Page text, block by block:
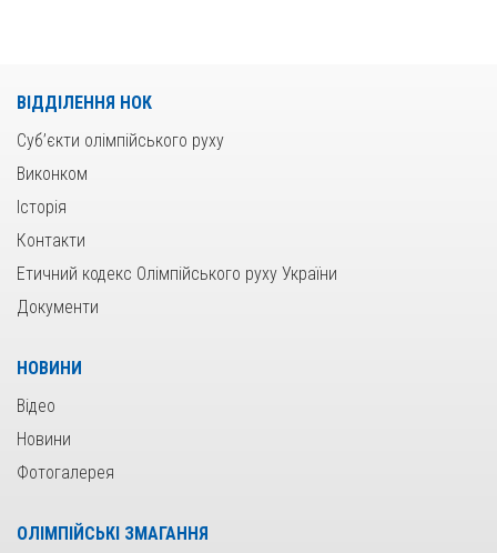
ВІДДІЛЕННЯ НОК
Суб’єкти олімпійського руху
Виконком
Історія
Контакти
Етичний кодекс Олімпійського руху України
Документи
НОВИНИ
Відео
Новини
Фотогалерея
ОЛІМПІЙСЬКІ ЗМАГАННЯ